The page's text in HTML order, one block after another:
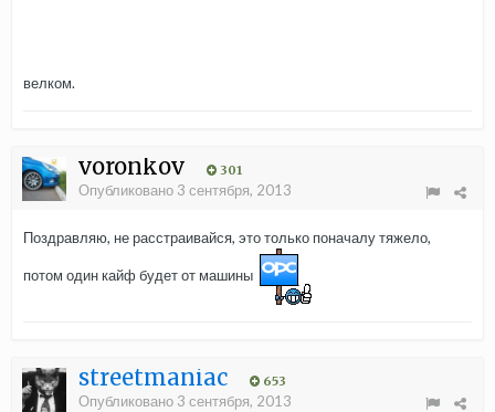
велком.
voronkov 301
Опубликовано 3 сентября, 2013
Поздравляю, не расстраивайся, это только поначалу тяжело,
потом один кайф будет от машины
streetmaniac 653
Опубликовано 3 сентября, 2013